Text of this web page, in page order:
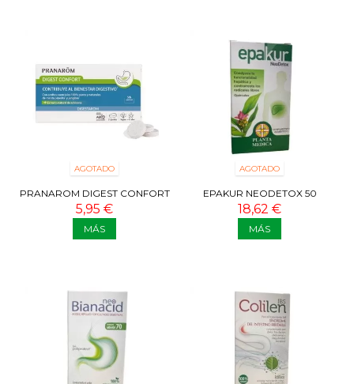
AGOTADO
PRANAROM DIGEST CONFORT
21 COMPRIMIDOS
5,95 €
MÁS
AGOTADO
EPAKUR NEODETOX 50
CÁPSULAS
18,62 €
MÁS